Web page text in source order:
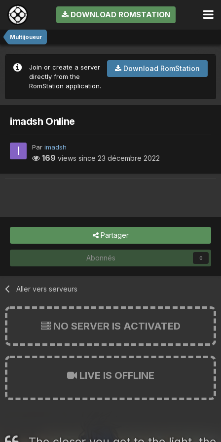
DOWNLOAD ROMSTATION
Multijoueur
Download RomStation
Join or create a server
directly from the
RomStation application.
imadsh Online
Par imadsh
169 views since 23 décembre 2022
Partager
Abonnés 0
Aller vers serveurs
NO SERVER IS ACTIVATED
LIVE IS OFFLINE